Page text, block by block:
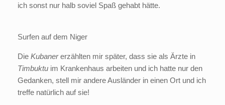
ich sonst nur halb soviel Spaß gehabt hätte.
Surfen auf dem Niger
Die Kubanererzählten mir später, dass sie als Ärzte in
Timbuktu im Krankenhaus arbeiten und ich hatte nur den
Gedanken, stell mir andere Ausländer in einen Ort und ich
treffe natürlich auf sie!